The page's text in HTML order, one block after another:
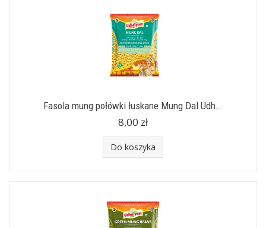
Fasola mung połówki łuskane Mung Dal Udh...
8,00 zł
Do koszyka